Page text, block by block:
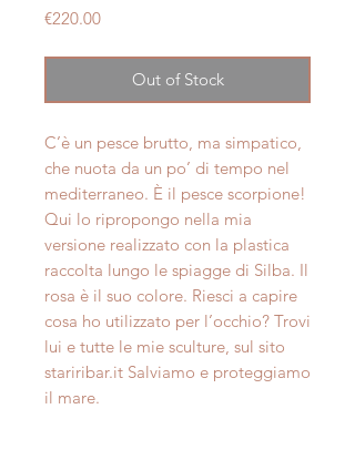
€220.00Price
Out of Stock
C’è un pesce brutto, ma simpatico,
che nuota da un po’ di tempo nel
mediterraneo. È il pesce scorpione!
Qui lo ripropongo nella mia
versione realizzato con la plastica
raccolta lungo le spiagge di Silba. Il
rosa è il suo colore. Riesci a capire
cosa ho utilizzato per l’occhio? Trovi
lui e tutte le mie sculture, sul sito
stariribar.it Salviamo e proteggiamo
il mare.